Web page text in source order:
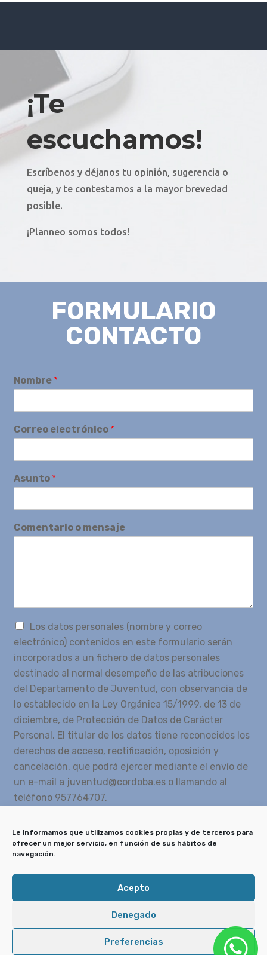
Le informamos que utilizamos cookies propias y de terceros para
ofrecer un mejor servicio, en función de sus hábitos de
navegación.
Acepto
Denegado
Preferencias
¡Te
escuchamos!
Escríbenos y déjanos tu opinión, sugerencia o
queja, y te contestamos a la mayor brevedad
posible.
¡Planneo somos todos!
FORMULARIO
CONTACTO
Nombre *
Correo electrónico *
Asunto *
Comentario o mensaje
Los datos personales (nombre y correo
electrónico) contenidos en este formulario serán
incorporados a un fichero de datos personales
destinado al normal desempeño de las atribuciones
del Departamento de Juventud, con observancia de
lo establecido en la Ley Orgánica 15/1999, de 13 de
diciembre, de Protección de Datos de Carácter
Personal. El titular de los datos tiene reconocidos los
derechos de acceso, rectificación, oposición y
cancelación, que podrá ejercer mediante el envío de
un e-mail a juventud@cordoba.es o llamando al
teléfono 957764707.
5 * 12 =
Delegación de Juventud © Ayuntamiento de
Córdoba